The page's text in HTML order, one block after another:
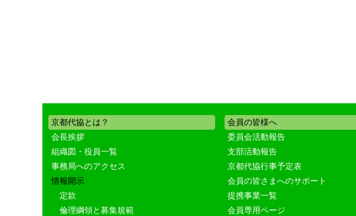
京都代協とは？
会長挨拶
組織図・役員一覧
事務局へのアクセス
情報開示
定款
倫理綱領と募集規範
会員の皆様へ
委員会活動報告
支部活動報告
京都代協行事予定表
会員の皆さまへのサポート
提携事業一覧
会員専用ページ